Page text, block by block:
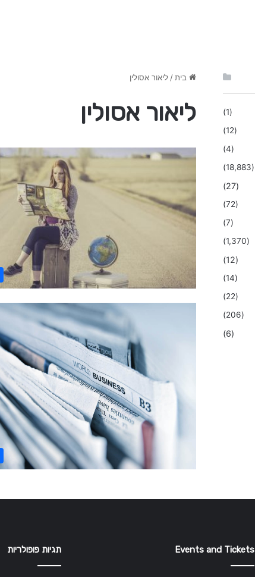
בית / ליאור אסולין
ליאור אסולין
(1)
(12)
(4)
(18,883)
(27)
(72)
(7)
(1,370)
(12)
(14)
(22)
(206)
(6)
Events and Tickets תגיות פופולריות